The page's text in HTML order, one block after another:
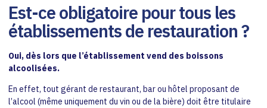
Est-ce obligatoire pour tous les
établissements de restauration ?
Oui, dès lors que l’établissement vend des boissons
alcoolisées.
En effet, tout gérant de restaurant, bar ou hôtel proposant de
l’alcool (même uniquement du vin ou de la bière) doit être titulaire